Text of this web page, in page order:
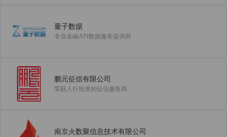
量子数据
专业金融API数据服务提供商
鹏元征信有限公司
荣获人行批准的征信服务商
南京火数聚信息技术有限公司